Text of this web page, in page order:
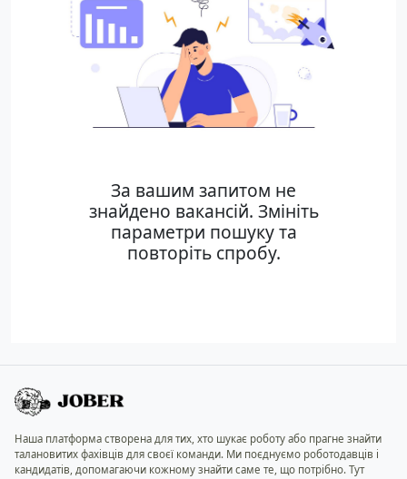
За вашим запитом не
знайдено вакансій. Змініть
параметри пошуку та
повторіть спробу.
Наша платформа створена для тих, хто шукає роботу або прагне знайти
талановитих фахівців для своєї команди. Ми поєднуємо роботодавців і
кандидатів, допомагаючи кожному знайти саме те, що потрібно. Тут